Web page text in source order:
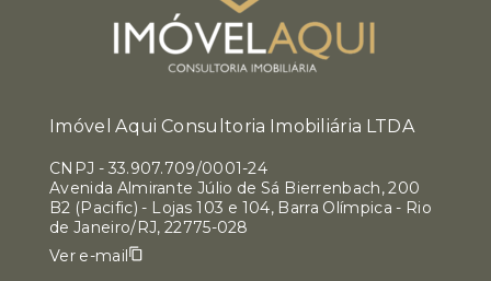
Imóvel Aqui Consultoria Imobiliária LTDA
CNPJ - 33.907.709/0001-24
Avenida Almirante Júlio de Sá Bierrenbach, 200
B2 (Pacific) - Lojas 103 e 104, Barra Olímpica - Rio
de Janeiro/RJ, 22775-028
Ver e-mail